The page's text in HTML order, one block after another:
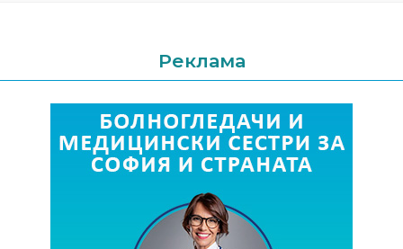
Реклама